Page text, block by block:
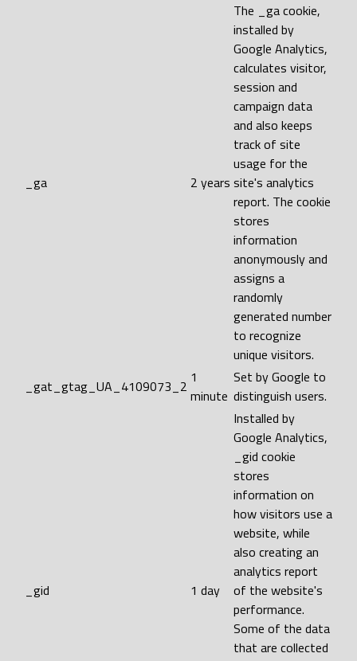
_ga 2 years
The _ga cookie,
installed by
Google Analytics,
calculates visitor,
session and
campaign data
and also keeps
track of site
usage for the
site's analytics
report. The cookie
stores
information
anonymously and
assigns a
randomly
generated number
to recognize
unique visitors.
_gat_gtag_UA_4109073_2 1
minute
Set by Google to
distinguish users.
_gid 1 day
Installed by
Google Analytics,
_gid cookie
stores
information on
how visitors use a
website, while
also creating an
analytics report
of the website's
performance.
Some of the data
that are collected